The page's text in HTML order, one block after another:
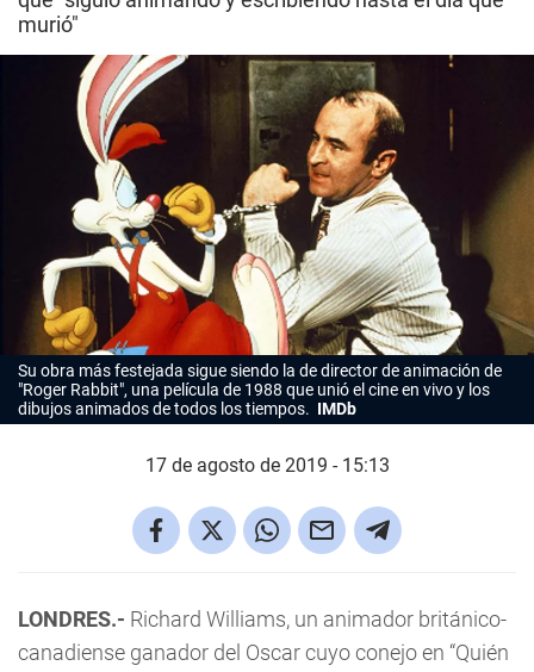
murió"
Su obra más festejada sigue siendo la de director de animación de
"Roger Rabbit", una película de 1988 que unió el cine en vivo y los
dibujos animados de todos los tiempos. IMDb
17 de agosto de 2019 - 15:13
LONDRES.- Richard Williams, un animador británico-
canadiense ganador del Oscar cuyo conejo en “Quién